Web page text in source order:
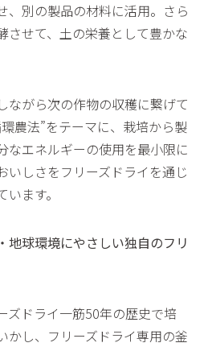
、別の製品の材料に活用。さら
させて、土の栄養として豊かな
ながら次の作物の収穫に繋げて
農法”をテーマに、栽培から製
なエネルギーの使用を最小限に
いしさをフリーズドライを通じ
ます。
地球環境にやさしい独自のフリ
ズドライ一筋50年の歴史で培
かし、フリーズドライ専用の釜